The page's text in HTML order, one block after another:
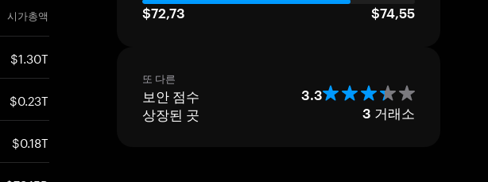
$72,73 $74,55
또 다른
보안 점수 3.3
상장된 곳 3 거래소
시가총액
$1.30T
$0.23T
$0.18T